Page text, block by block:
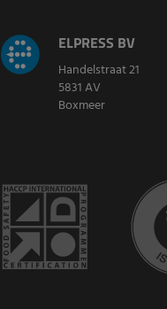
ELPRESS BV
Handelstraat 21
5831 AV
Boxmeer